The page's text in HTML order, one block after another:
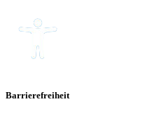
Barrierefreiheit